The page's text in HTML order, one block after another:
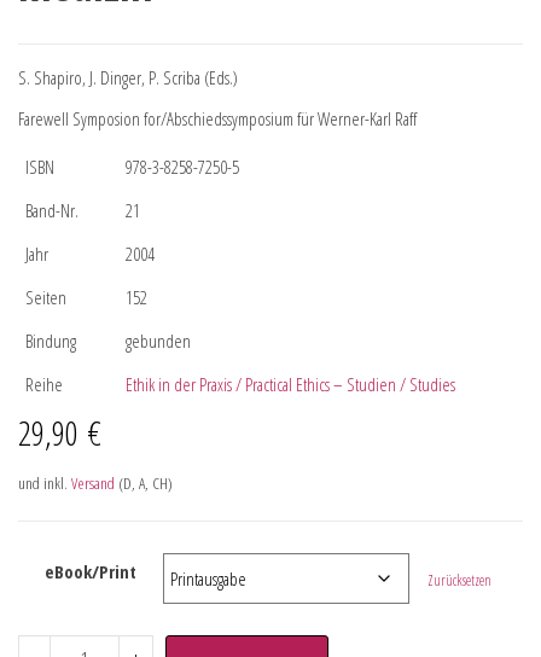
S. Shapiro, J. Dinger, P. Scriba (Eds.)
Farewell Symposion for/Abschiedssymposium für Werner-Karl Raff
ISBN
978-3-8258-7250-5
Band-Nr.
21
Jahr
2004
Seiten
152
Bindung
gebunden
Reihe
Ethik in der Praxis / Practical Ethics – Studien / Studies
29,90 €
und inkl. Versand (D, A, CH)
eBook/Print Zurücksetzen